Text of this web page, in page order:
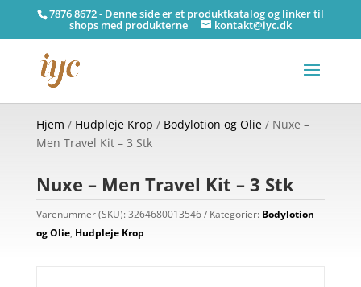
7876 8672 - Denne side er et produktkatalog og linker til
shops med produkterne kontakt@iyc.dk
Hjem / Hudpleje Krop / Bodylotion og Olie/ Nuxe –
Men Travel Kit – 3 Stk
Nuxe – Men Travel Kit – 3 Stk
Varenummer (SKU):3264680013546 Kategorier: Bodylotion
og Olie, Hudpleje Krop